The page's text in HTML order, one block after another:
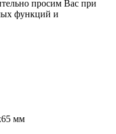
просим Вас при
функций и
мм